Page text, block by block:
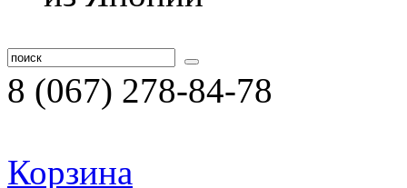
8 (067) 278-84-78
Корзина